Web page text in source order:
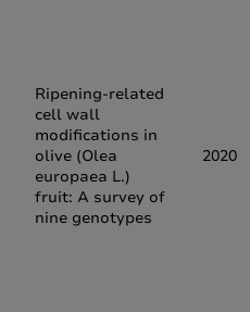
Ripening-related
cell wall
modifications in
olive (Olea
europaea L.)
fruit: A survey of
nine genotypes
2020